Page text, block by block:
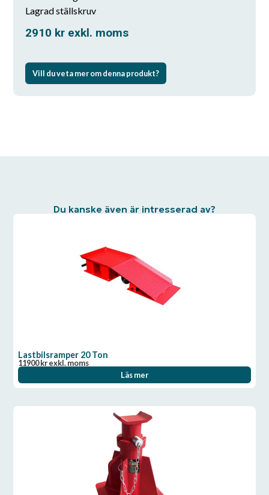
Lagrad ställskruv
2910 kr exkl. moms
Vill du veta mer om denna produkt?
Du kanske även är intresserad av?
Lastbilsramper 20 Ton
11900krexkl. moms
Läs mer